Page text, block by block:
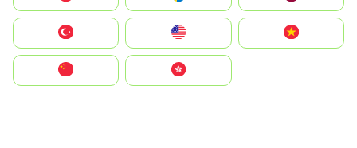
United States
中國香港特別行政區